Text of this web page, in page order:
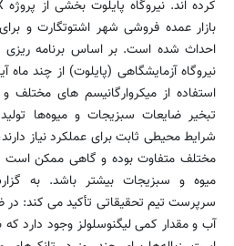
بازار عمده فروشی شهر اشتوتگارت و
احداث شده است. بر اساس برنامه
نیروگاه آزمایشگاهی (پایلوت) از چند ماه
استفاده از میكروارگانیسم های مختلف
تبخیر ضایعات سبزیجات و میوه‌ها
شرایط محیطی ثابت برای عملكرد نیاز
مختلف متفاوت بوده و گاهی ممكن
میوه و سبزیجات بیشتر باشد. به
سرپرست تیم تحقیقاتی تأكید می كند: در
آب و مقدار كمی لیگنوسلولز وجود دارد